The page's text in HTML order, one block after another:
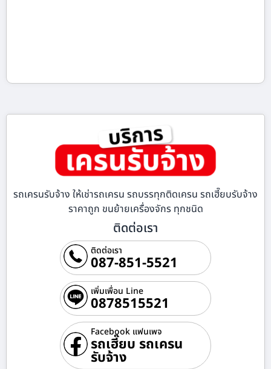
รถเครนรับจ้าง ให้เช่ารถเครน รถบรรทุกติดเครน รถเฮี๊ยบรับจ้าง
ราคาถูก ขนย้ายเครื่องจักร ทุกชนิด
ติดต่อเรา
ติดต่อเรา
087-851-5521
เพิ่มเพื่อน Line
0878515521
Facebook แฟนเพจ
รถเฮี๊ยบ รถเครน
รับจ้าง